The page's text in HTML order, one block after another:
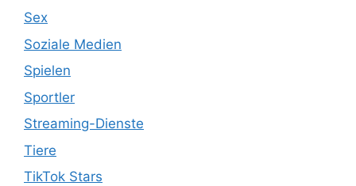
Sex
Soziale Medien
Spielen
Sportler
Streaming-Dienste
Tiere
TikTok Stars